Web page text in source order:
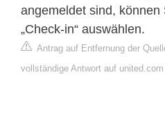
angemeldet sind, können
„Check-in“ auswählen.
Antrag auf Entfernung der
vollständige Antwort auf